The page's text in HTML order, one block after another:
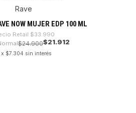
Rave
NOW MUJER EDP 100 ML
Retail $33.990
$24.900$21.912
x $7.304 sin interés